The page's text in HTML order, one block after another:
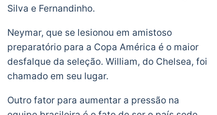
Silva e Fernandinho.
Neymar, que se lesionou em amistoso
preparatório para a Copa América é o maior
desfalque da seleção. William, do Chelsea, foi
chamado em seu lugar.
Outro fator para aumentar a pressão na